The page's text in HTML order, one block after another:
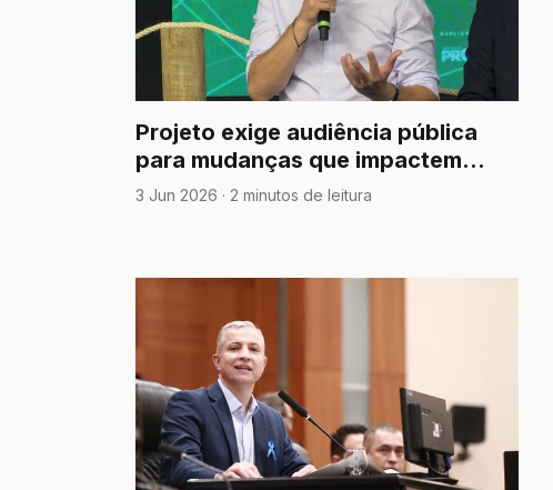
Projeto exige audiência pública
para mudanças que impactem
pedágios e concessões
3 Jun 2026 · 2 minutos de leitura